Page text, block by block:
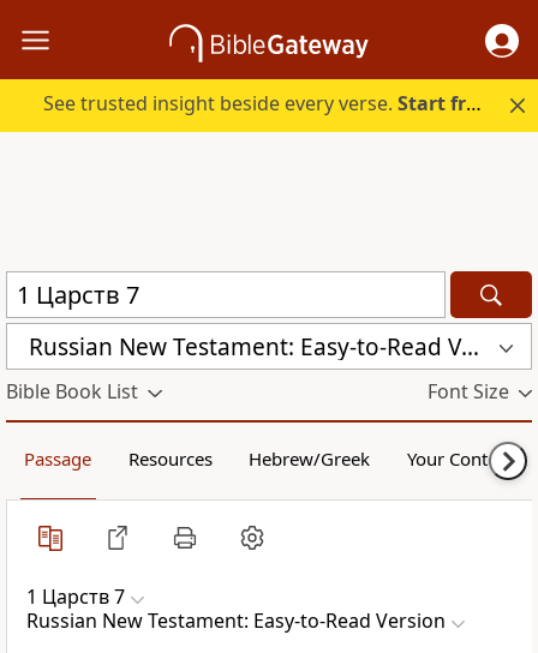
See trusted insight beside every verse.Start free.
Russian New Testament: Easy-to-Read Version (ERV-RU)
Bible Book List Font Size
Passage Resources Hebrew/Greek Your Content
1 Царств 7
Russian New Testament: Easy-to-Read Version